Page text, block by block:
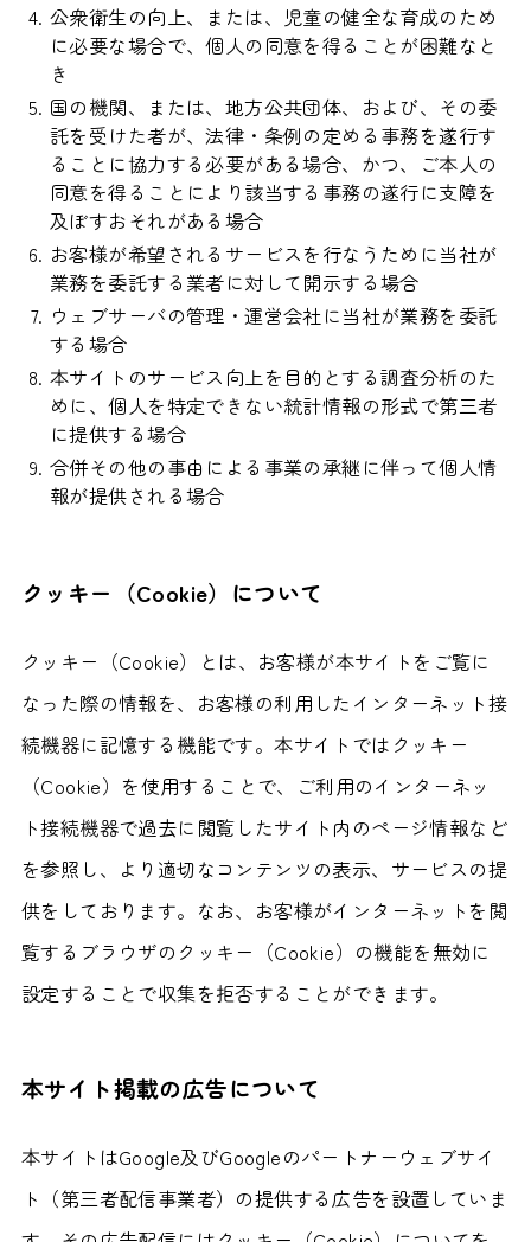
公衆衛生の向上、または、児童の健全な育成のため
に必要な場合で、個人の同意を得ることが困難なと
き
国の機関、または、地方公共団体、および、その委
託を受けた者が、法律・条例の定める事務を遂行す
ることに協力する必要がある場合、かつ、ご本人の
同意を得ることにより該当する事務の遂行に支障を
及ぼすおそれがある場合
お客様が希望されるサービスを行なうために当社が
業務を委託する業者に対して開示する場合
ウェブサーバの管理・運営会社に当社が業務を委託
する場合
本サイトのサービス向上を目的とする調査分析のた
めに、個人を特定できない統計情報の形式で第三者
に提供する場合
合併その他の事由による事業の承継に伴って個人情
報が提供される場合
クッキー（Cookie）について
クッキー（Cookie）とは、お客様が本サイトをご覧に
なった際の情報を、お客様の利用したインターネット接
続機器に記憶する機能です。本サイトではクッキー
（Cookie）を使用することで、ご利用のインターネッ
ト接続機器で過去に閲覧したサイト内のページ情報など
を参照し、より適切なコンテンツの表示、サービスの提
供をしております。なお、お客様がインターネットを閲
覧するブラウザのクッキー（Cookie）の機能を無効に
設定することで収集を拒否することができます。
本サイト掲載の広告について
本サイトはGoogle及びGoogleのパートナーウェブサイ
ト（第三者配信事業者）の提供する広告を設置していま